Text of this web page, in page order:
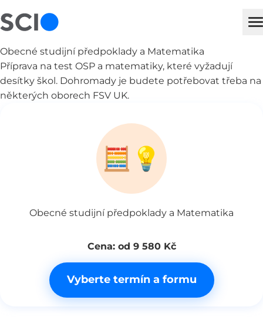
Obecné studijní předpoklady a Matematika
Příprava na test OSP a matematiky, které vyžadují
desítky škol. Dohromady je budete potřebovat třeba na
některých oborech FSV UK.
🧮💡
Obecné studijní předpoklady a Matematika
Cena: od 9 580 Kč
Vyberte termín a formu